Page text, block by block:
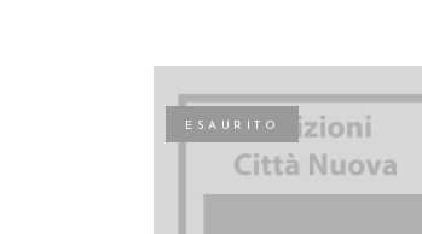
ESAURITO